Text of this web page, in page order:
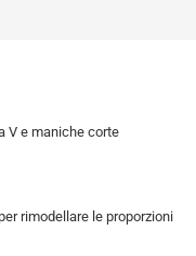
rimodellare le proporzioni